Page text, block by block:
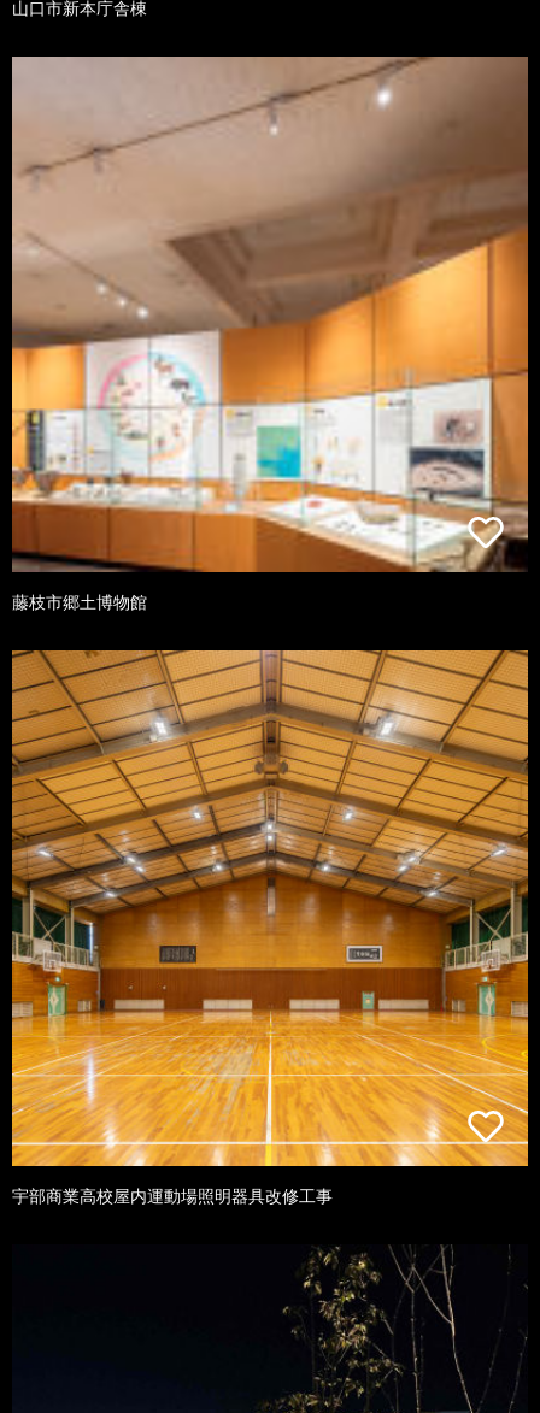
山口市新本庁舎棟
藤枝市郷土博物館
宇部商業高校屋内運動場照明器具改修工事